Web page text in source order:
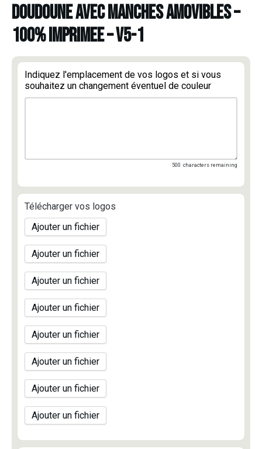
DOUDOUNE AVEC MANCHES AMOVIBLES –
100% IMPRIMEE – V5-1
Indiquez l'emplacement de vos logos et si vous
souhaitez un changement éventuel de couleur
500 characters remaining
Télécharger vos logos
Ajouter un fichier
Ajouter un fichier
Ajouter un fichier
Ajouter un fichier
Ajouter un fichier
Ajouter un fichier
Ajouter un fichier
Ajouter un fichier